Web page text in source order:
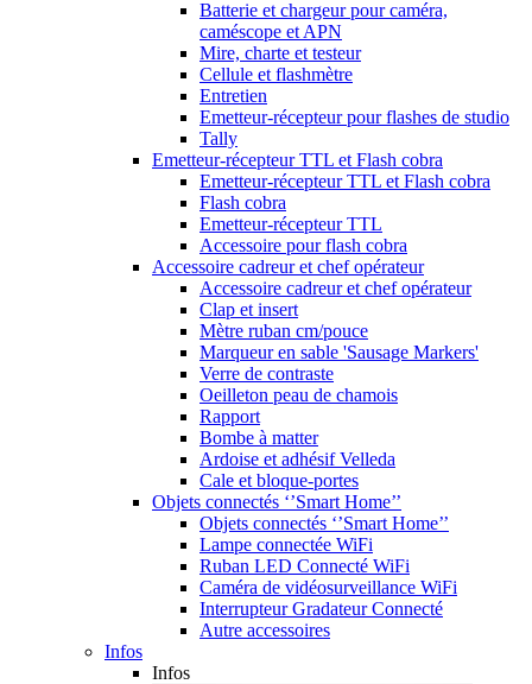
Batterie et chargeur pour caméra,
caméscope et APN
Mire, charte et testeur
Cellule et flashmètre
Entretien
Emetteur-récepteur pour flashes de studio
Tally
Emetteur-récepteur TTL et Flash cobra
Emetteur-récepteur TTL et Flash cobra
Flash cobra
Emetteur-récepteur TTL
Accessoire pour flash cobra
Accessoire cadreur et chef opérateur
Accessoire cadreur et chef opérateur
Clap et insert
Mètre ruban cm/pouce
Marqueur en sable 'Sausage Markers'
Verre de contraste
Oeilleton peau de chamois
Rapport
Bombe à matter
Ardoise et adhésif Velleda
Cale et bloque-portes
Objets connectés ‘’Smart Home’’
Objets connectés ‘’Smart Home’’
Lampe connectée WiFi
Ruban LED Connecté WiFi
Caméra de vidéosurveillance WiFi
Interrupteur Gradateur Connecté
Autre accessoires
Infos
Infos